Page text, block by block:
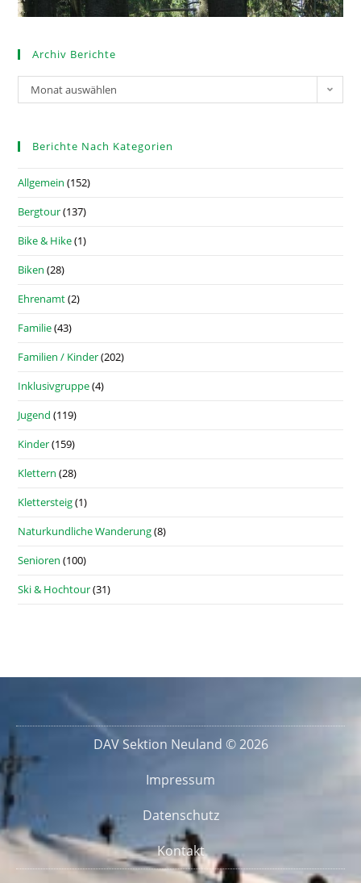
Archiv Berichte
Monat auswählen
Berichte Nach Kategorien
Allgemein (152)
Bergtour(137)
Bike & Hike(1)
Biken (28)
Ehrenamt(2)
Familie(43)
Familien / Kinder(202)
Inklusivgruppe(4)
Jugend (119)
Kinder(159)
Klettern (28)
Klettersteig(1)
Naturkundliche Wanderung(8)
Senioren (100)
Ski & Hochtour(31)
DAV Sektion Neuland © 2026
Impressum
Datenschutz
Kontakt